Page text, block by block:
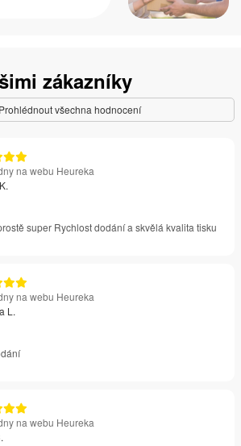
zákazníky
Prohlédnout všechna hodnocení
na webu Heureka
super Rychlost dodání a skvělá kvalita tisku
na webu Heureka
L.
na webu Heureka